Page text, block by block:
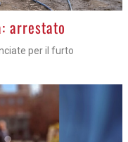
arrestato
per il furto